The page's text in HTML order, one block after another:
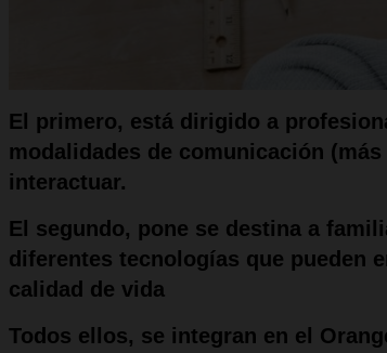
El primero, está dirigido a
modalidades de comunicación
interactuar.
El segundo, pone se destina a
diferentes tecnologías que pueden
calidad de vida
Todos ellos, se integran en el